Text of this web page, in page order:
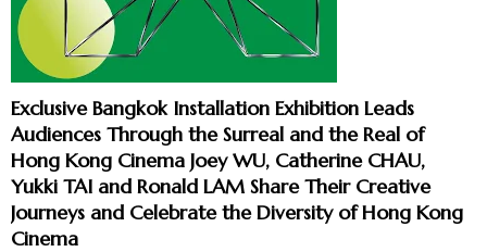
Exclusive Bangkok Installation Exhibition Leads
Audiences Through the Surreal and the Real of
Hong Kong Cinema Joey WU, Catherine CHAU,
Yukki TAI and Ronald LAM Share Their Creative
Journeys and Celebrate the Diversity of Hong Kong
Cinema